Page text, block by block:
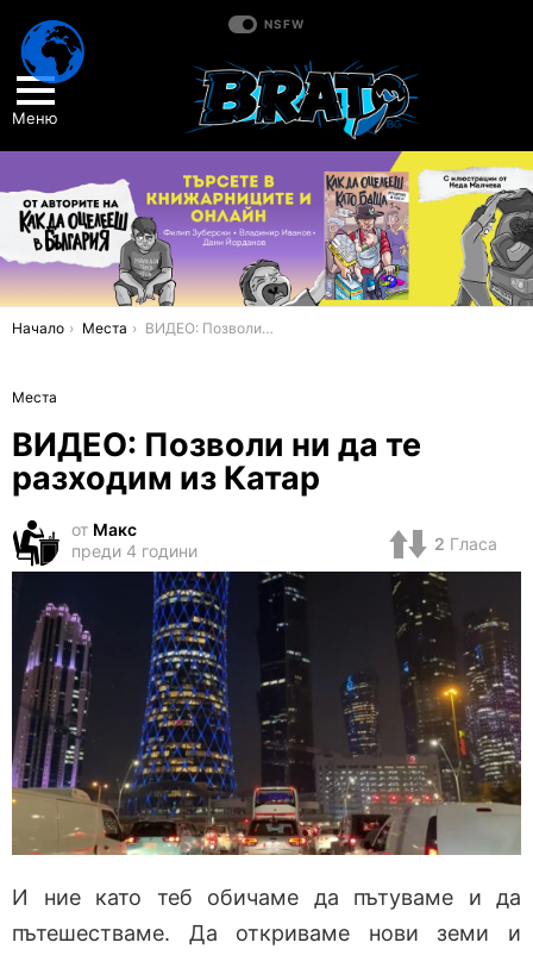
NSFW
Меню
You are here:
Начало Места ВИДЕО: Позволи ни да те разходим из Катар
Места
ВИДЕО: Позволи ни да те
разходим из Катар
от Макс
преди 4 години
2 Гласа
И ние като теб обичаме да пътуваме и да
пътешестваме. Да откриваме нови земи и